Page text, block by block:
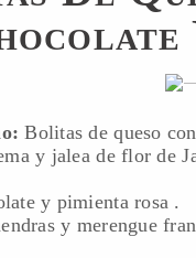
Bolitas de queso
y jalea de flor de
y pimienta rosa .
y merengue